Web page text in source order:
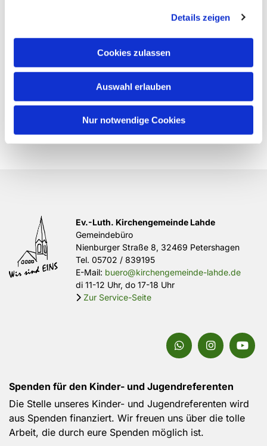
Details zeigen
Cookies zulassen
Auswahl erlauben
Nur notwendige Cookies
Ev.-Luth. Kirchengemeinde Lahde
Gemeindebüro
Nienburger Straße 8, 32469 Petershagen
Tel. 05702 / 839195
E-Mail: buero@kirchengemeinde-lahde.de
di 11-12 Uhr, do 17-18 Uhr
 Zur Service-Seite
Spenden für den Kinder- und Jugendreferenten
Die Stelle unseres Kinder- und Jugendreferenten wird
aus Spenden finanziert. Wir freuen uns über die tolle
Arbeit, die durch eure Spenden möglich ist.